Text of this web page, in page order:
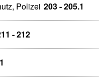
Polizei 203 - 205.1
- 212